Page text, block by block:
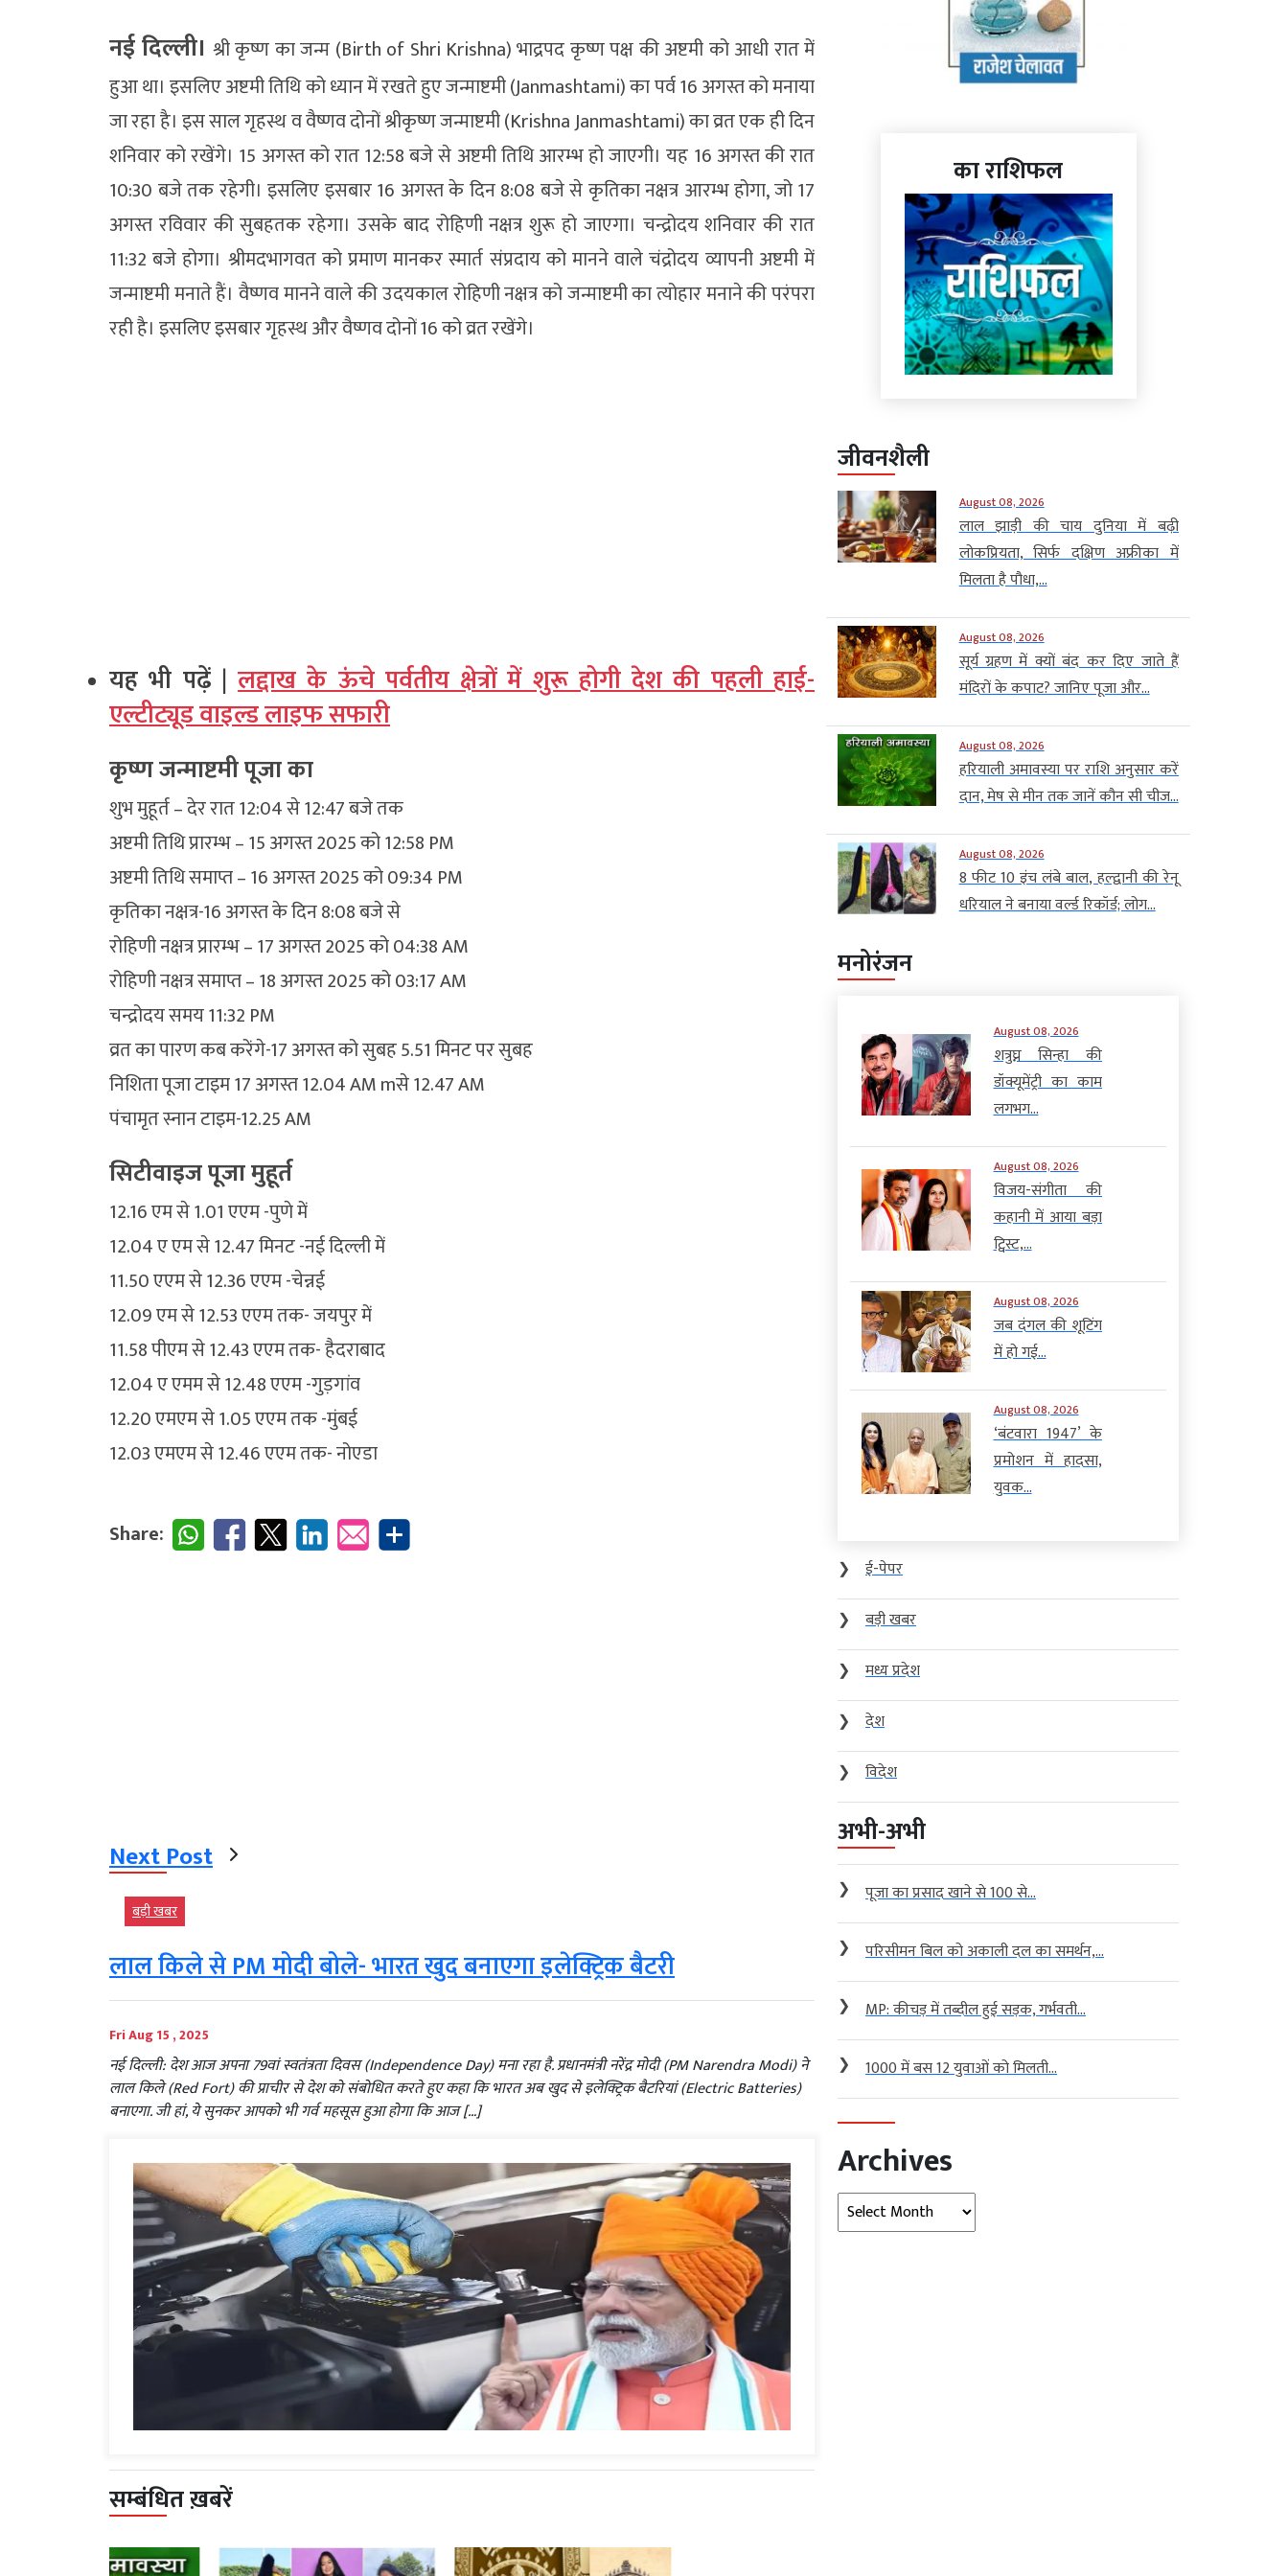
नई दिल्ली। श्री कृष्ण का जन्म (Birth of Shri Krishna) भाद्रपद कृष्ण पक्ष की अष्टमी को आधी रात में
हुआ था। इसलिए अष्टमी तिथि को ध्यान में रखते हुए जन्माष्टमी (Janmashtami) का पर्व 16 अगस्त को मनाया
जा रहा है। इस साल गृहस्थ व वैष्णव दोनों श्रीकृष्ण जन्माष्टमी (Krishna Janmashtami) का व्रत एक ही दिन
शनिवार को रखेंगे। 15 अगस्त को रात 12:58 बजे से अष्टमी तिथि आरम्भ हो जाएगी। यह 16 अगस्त की रात
10:30 बजे तक रहेगी। इसलिए इसबार 16 अगस्त के दिन 8:08 बजे से कृतिका नक्षत्र आरम्भ होगा, जो 17
अगस्त रविवार की सुबहतक रहेगा। उसके बाद रोहिणी नक्षत्र शुरू हो जाएगा। चन्द्रोदय शनिवार की रात
11:32 बजे होगा। श्रीमदभागवत को प्रमाण मानकर स्मार्त संप्रदाय को मानने वाले चंद्रोदय व्यापनी अष्टमी में
जन्माष्टमी मनाते हैं। वैष्णव मानने वाले की उदयकाल रोहिणी नक्षत्र को जन्माष्टमी का त्योहार मनाने की परंपरा
रही है। इसलिए इसबार गृहस्थ और वैष्णव दोनों 16 को व्रत रखेंगे।
यह भी पढ़ें |लद्दाख के ऊंचे पर्वतीय क्षेत्रों में शुरू होगी देश की पहली हाई-
एल्टीट्यूड वाइल्ड लाइफ सफारी
कृष्ण जन्माष्टमी पूजा का
शुभ मुहूर्त – देर रात 12:04 से 12:47 बजे तक
अष्टमी तिथि प्रारम्भ – 15 अगस्त 2025 को 12:58 PM
अष्टमी तिथि समाप्त – 16 अगस्त 2025 को 09:34 PM
कृतिका नक्षत्र-16 अगस्त के दिन 8:08 बजे से
रोहिणी नक्षत्र प्रारम्भ – 17 अगस्त 2025 को 04:38 AM
रोहिणी नक्षत्र समाप्त – 18 अगस्त 2025 को 03:17 AM
चन्द्रोदय समय 11:32 PM
व्रत का पारण कब करेंगे-17 अगस्त को सुबह 5.51 मिनट पर सुबह
निशिता पूजा टाइम 17 अगस्त 12.04 AM mसे 12.47 AM
पंचामृत स्नान टाइम-12.25 AM
सिटीवाइज पूजा मुहूर्त
12.16 एम से 1.01 एएम -पुणे में
12.04 ए एम से 12.47 मिनट -नई दिल्ली में
11.50 एएम से 12.36 एएम -चेन्नई
12.09 एम से 12.53 एएम तक- जयपुर में
11.58 पीएम से 12.43 एएम तक- हैदराबाद
12.04 ए एमम से 12.48 एएम -गुड़गांव
12.20 एमएम से 1.05 एएम तक -मुंबई
12.03 एमएम से 12.46 एएम तक- नोएडा
Share:
Next Post
बड़ी खबर
लाल किले से PM मोदी बोले- भारत खुद बनाएगा इलेक्ट्रिक बैटरी
Fri Aug 15 , 2025
नई दिल्ली: देश आज अपना 79वां स्वतंत्रता दिवस (Independence Day) मना रहा है. प्रधानमंत्री नरेंद्र मोदी (PM Narendra Modi) ने
लाल किले (Red Fort) की प्राचीर से देश को संबोधित करते हुए कहा कि भारत अब खुद से इलेक्ट्रिक बैटरियां (Electric Batteries)
बनाएगा. जी हां, ये सुनकर आपको भी गर्व महसूस हुआ होगा कि आज […]
सम्बंधित ख़बरें
का राशिफल
जीवनशैली
August 08, 2026
लाल झाड़ी की चाय दुनिया में बढ़ी
लोकप्रियता, सिर्फ दक्षिण अफ्रीका में
मिलता है पौधा,...
August 08, 2026
सूर्य ग्रहण में क्यों बंद कर दिए जाते हैं
मंदिरों के कपाट? जानिए पूजा और...
August 08, 2026
हरियाली अमावस्या पर राशि अनुसार करें
दान, मेष से मीन तक जानें कौन सी चीज...
August 08, 2026
8 फीट 10 इंच लंबे बाल, हल्द्वानी की रेनू
धरियाल ने बनाया वर्ल्ड रिकॉर्ड; लोग...
मनोरंजन
August 08, 2026
शत्रुघ्न सिन्हा की
डॉक्यूमेंट्री का काम
लगभग...
August 08, 2026
विजय-संगीता की
कहानी में आया बड़ा
ट्विस्ट,...
August 08, 2026
जब दंगल की शूटिंग
में हो गई...
August 08, 2026
‘बंटवारा 1947’ के
प्रमोशन में हादसा,
युवक...
❯
ई-पेपर
❯
बड़ी खबर
❯
मध्य प्रदेश
❯
देश
❯
विदेश
अभी-अभी
❯ पूजा का प्रसाद खाने से 100 से...
❯ परिसीमन बिल को अकाली दल का समर्थन,...
❯ MP: कीचड़ में तब्दील हुई सड़क, गर्भवती...
❯ 1000 में बस 12 युवाओं को मिलती...
Archives
Archives